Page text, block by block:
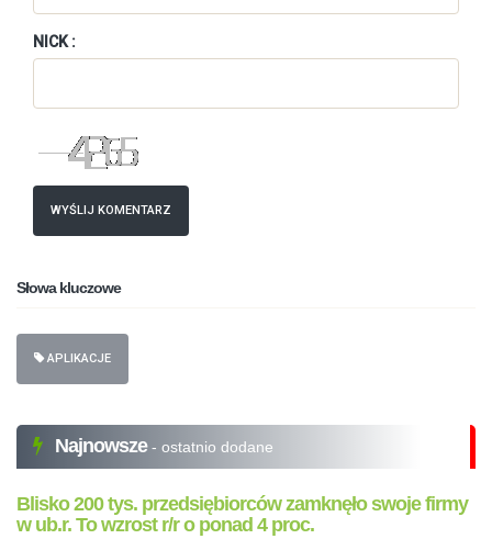
NICK :
WYŚLIJ KOMENTARZ
Słowa kluczowe
APLIKACJE
Najnowsze - ostatnio dodane
Blisko 200 tys. przedsiębiorców zamknęło swoje firmy
w ub.r. To wzrost r/r o ponad 4 proc.